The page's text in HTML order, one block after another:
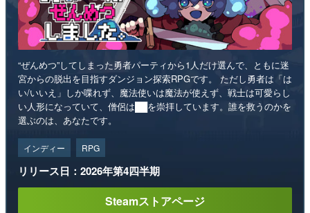
“ぜんめつ”してしまった勇者パーティから1人だけ選んで、ともに迷
宮からの脱出を目指すダンジョン探索RPGです。 ただし勇者は「は
い/いいえ」しか喋れず、魔法使いは魔法が使えず、戦士は可愛らし
い人形になっていて、僧侶は██を崇拝しています。誰を救うのかを
選ぶのは、あなたです。
インディー RPG
リリース日：2026年第4四半期
Steamストアページ